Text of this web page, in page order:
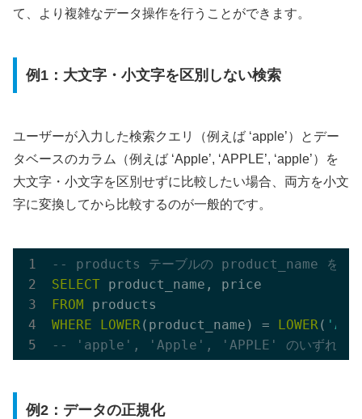
て、より複雑なデータ操作を行うことができます。
例1：大文字・小文字を区別しない検索
ユーザーが入力した検索クエリ（例えば ‘apple’）とデー
タベースのカラム（例えば ‘Apple’, ‘APPLE’, ‘apple’）を
大文字・小文字を区別せずに比較したい場合、両方を小文
字に変換してから比較するのが一般的です。
-- products テーブルの product_name を小文
SELECT
FROM
WHERE
LOWER (product_name) = LOWER (
-- 'apple', 'Apple', 'APPLE' のいずれもマ
例2：データの正規化